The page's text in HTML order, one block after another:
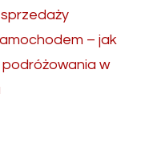
– jak
w